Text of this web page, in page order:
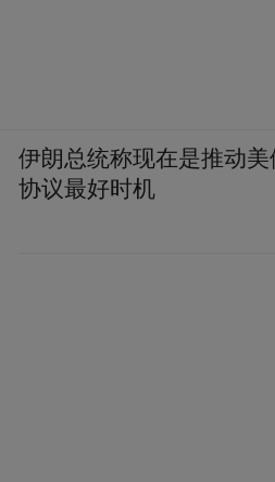
伊朗总统称现在是推动美
协议最好时机